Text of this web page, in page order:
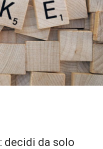
decidi da solo